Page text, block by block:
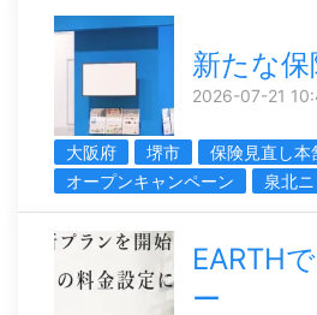
新たな
2026-07-21
大阪府 堺市
保険見直し本
オープンキャンペーン
泉北
EARTH
ー